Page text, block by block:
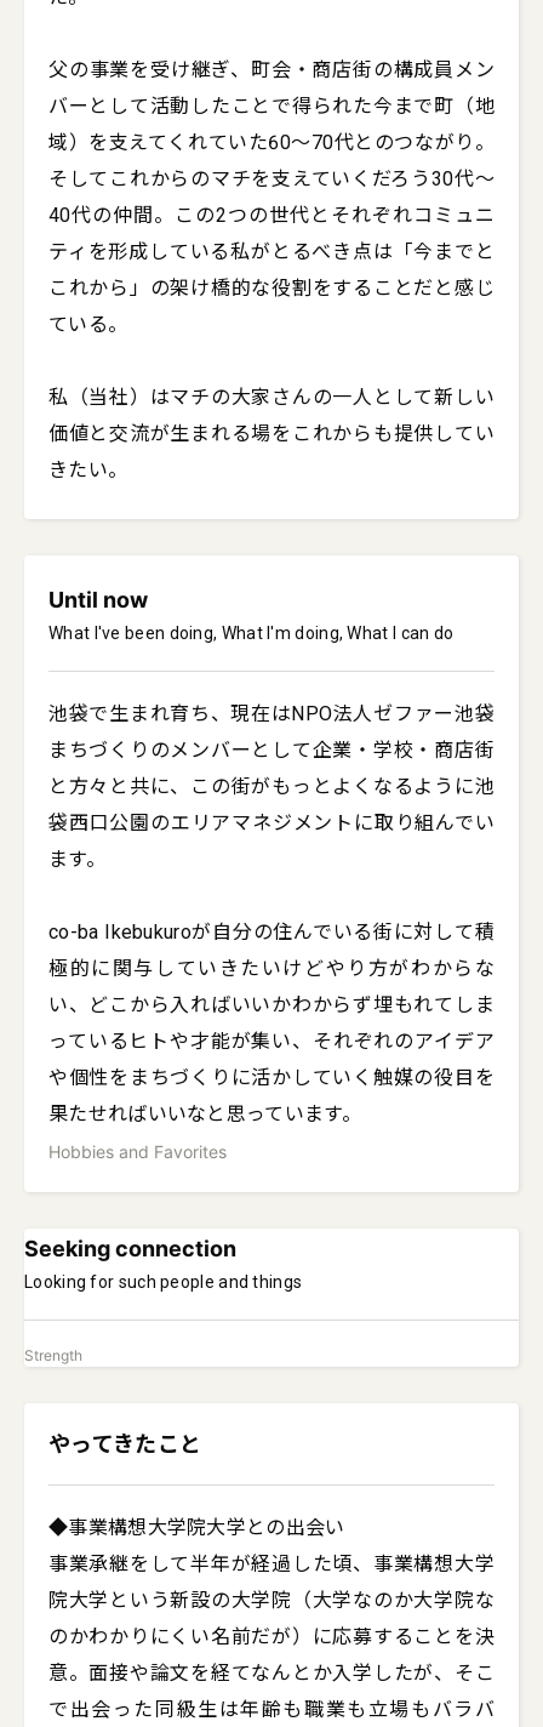
父の事業を受け継ぎ、町会・商店街の構成員メン
バーとして活動したことで得られた今まで町（地
域）を支えてくれていた60～70代とのつながり。
そしてこれからのマチを支えていくだろう30代～
40代の仲間。この2つの世代とそれぞれコミュニ
ティを形成している私がとるべき点は「今までと
これから」の架け橋的な役割をすることだと感じ
ている。
私（当社）はマチの大家さんの一人として新しい
価値と交流が生まれる場をこれからも提供してい
きたい。
Until now
What I've been doing, What I'm doing, What I can do
池袋で生まれ育ち、現在はNPO法人ゼファー池袋
まちづくりのメンバーとして企業・学校・商店街
と方々と共に、この街がもっとよくなるように池
袋西口公園のエリアマネジメントに取り組んでい
ます。
co-ba Ikebukuroが自分の住んでいる街に対して積
極的に関与していきたいけどやり方がわからな
い、どこから入ればいいかわからず埋もれてしま
っているヒトや才能が集い、それぞれのアイデア
や個性をまちづくりに活かしていく触媒の役目を
果たせればいいなと思っています。
Hobbies and Favorites
Seeking connection
Looking for such people and things
Strength
やってきたこと
◆事業構想大学院大学との出会い
事業承継をして半年が経過した頃、事業構想大学
院大学という新設の大学院（大学なのか大学院な
のかわかりにくい名前だが）に応募することを決
意。面接や論文を経てなんとか入学したが、そこ
で出会った同級生は年齢も職業も立場もバラバ